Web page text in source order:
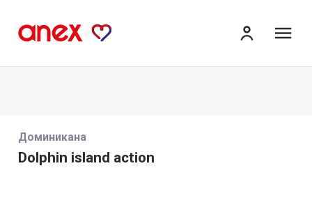
Доминикана
Dolphin island action